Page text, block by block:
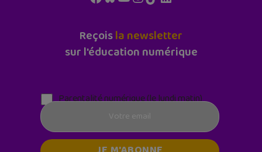
Reçoisla newsletter
sur l'éducation numérique
Parentalité numérique (le lundi matin)